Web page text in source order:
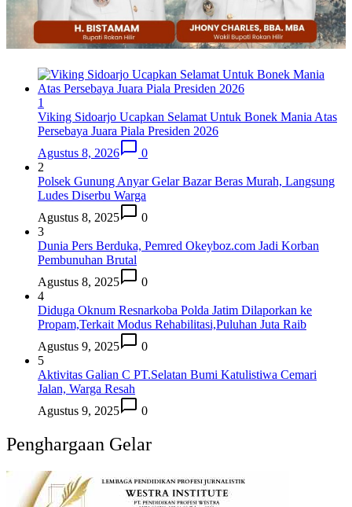
1
Viking Sidoarjo Ucapkan Selamat Untuk Bonek Mania Atas
Persebaya Juara Piala Presiden 2026
Agustus 8, 2026
0
2
Polsek Gunung Anyar Gelar Bazar Beras Murah, Langsung
Ludes Diserbu Warga
Agustus 8, 2025
0
3
Dunia Pers Berduka, Pemred Okeyboz.com Jadi Korban
Pembunuhan Brutal
Agustus 8, 2025
0
4
Diduga Oknum Resnarkoba Polda Jatim Dilaporkan ke
Propam,Terkait Modus Rehabilitasi,Puluhan Juta Raib
Agustus 9, 2025
0
5
Aktivitas Galian C PT.Selatan Bumi Katulistiwa Cemari
Jalan, Warga Resah
Agustus 9, 2025
0
Penghargaan Gelar